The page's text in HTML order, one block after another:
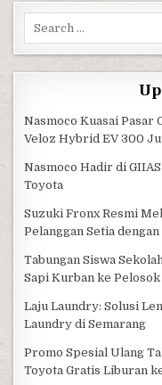
Nasmoco Kuasai Pasar
Veloz Hybrid EV 300
Nasmoco Hadir di
Toyota
Suzuki Fronx Resmi
Pelanggan Setia
Tabungan Siswa
Sapi Kurban ke Pelosok
Laju Laundry: Solusi
Laundry di Semarang
Promo Spesial Ulang
Toyota Gratis Liburan